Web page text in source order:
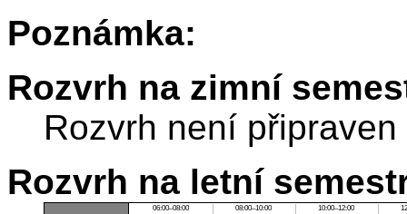
Poznámka:
Rozvrh na zimní
Rozvrh není připraven
Rozvrh na letní
06:00–08:00 08:00–10:00 10:00–12:00